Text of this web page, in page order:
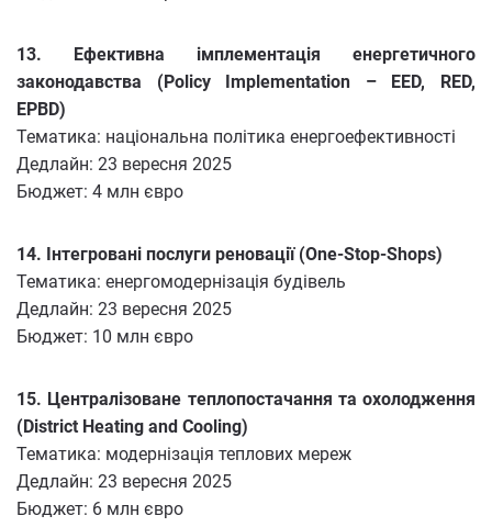
13. Ефективна імплементація енергетичного
законодавства (Policy Implementation – EED, RED,
EPBD)
Тематика: національна політика енергоефективності
Дедлайн: 23 вересня 2025
Бюджет: 4 млн євро
14. Інтегровані послуги реновації (One-Stop-Shops)
Тематика: енергомодернізація будівель
Дедлайн: 23 вересня 2025
Бюджет: 10 млн євро
15. Централізоване теплопостачання та охолодження
(District Heating and Cooling)
Тематика: модернізація теплових мереж
Дедлайн: 23 вересня 2025
Бюджет: 6 млн євро